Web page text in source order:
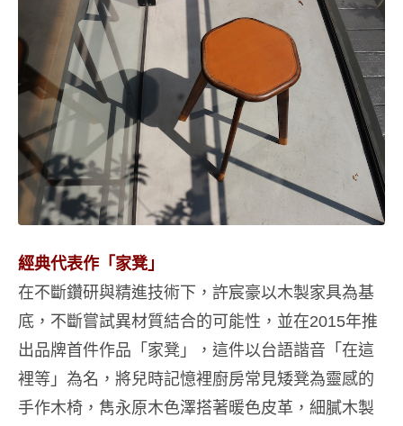
經典代表作「家凳」
在不斷鑽研與精進技術下，許宸豪以木製家具為基
底，不斷嘗試異材質結合的可能性，並在2015年推
出品牌首件作品「家凳」，這件以台語諧音「在這
裡等」為名，將兒時記憶裡廚房常見矮凳為靈感的
手作木椅，雋永原木色澤搭著暖色皮革，細膩木製